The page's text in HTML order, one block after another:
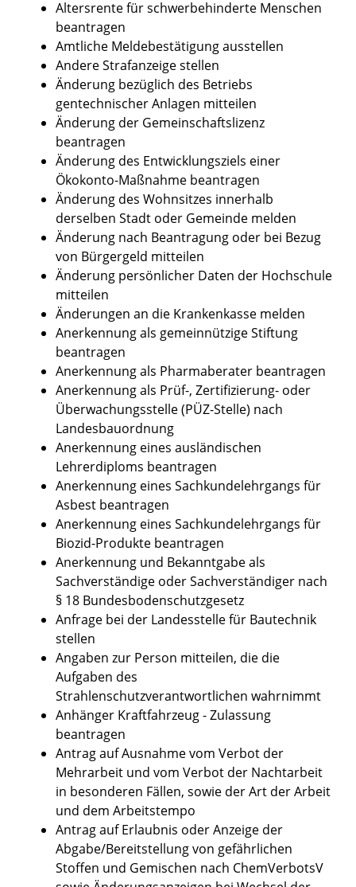
Altersrente für schwerbehinderte Menschen
beantragen
Amtliche Meldebestätigung ausstellen
Andere Strafanzeige stellen
Änderung bezüglich des Betriebs
gentechnischer Anlagen mitteilen
Änderung der Gemeinschaftslizenz
beantragen
Änderung des Entwicklungsziels einer
Ökokonto-Maßnahme beantragen
Änderung des Wohnsitzes innerhalb
derselben Stadt oder Gemeinde melden
Änderung nach Beantragung oder bei Bezug
von Bürgergeld mitteilen
Änderung persönlicher Daten der Hochschule
mitteilen
Änderungen an die Krankenkasse melden
Anerkennung als gemeinnützige Stiftung
beantragen
Anerkennung als Pharmaberater beantragen
Anerkennung als Prüf-, Zertifizierung- oder
Überwachungsstelle (PÜZ-Stelle) nach
Landesbauordnung
Anerkennung eines ausländischen
Lehrerdiploms beantragen
Anerkennung eines Sachkundelehrgangs für
Asbest beantragen
Anerkennung eines Sachkundelehrgangs für
Biozid-Produkte beantragen
Anerkennung und Bekanntgabe als
Sachverständige oder Sachverständiger nach
§ 18 Bundesbodenschutzgesetz
Anfrage bei der Landesstelle für Bautechnik
stellen
Angaben zur Person mitteilen, die die
Aufgaben des
Strahlenschutzverantwortlichen wahrnimmt
Anhänger Kraftfahrzeug - Zulassung
beantragen
Antrag auf Ausnahme vom Verbot der
Mehrarbeit und vom Verbot der Nachtarbeit
in besonderen Fällen, sowie der Art der Arbeit
und dem Arbeitstempo
Antrag auf Erlaubnis oder Anzeige der
Abgabe/Bereitstellung von gefährlichen
Stoffen und Gemischen nach ChemVerbotsV